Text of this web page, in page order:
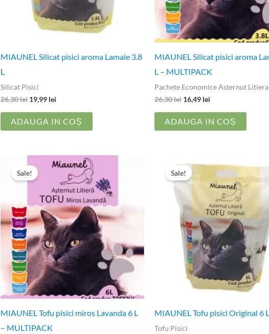
MIAUNEL Silicat pisici aroma Lamaie 3.8
L
Silicat Pisici
26,30lei 19,99 lei
ADAUGA IN COȘ
MIAUNEL Silicat pisici aroma
L – MULTIPACK
Pachete Economice Asternut
26,30lei 16,49 lei
ADAUGA IN COȘ
Sale!
MIAUNEL Tofu pisici miros Lavanda 6 L
– MULTIPACK
inițial
a
36,79 lei.
Prețul
curent
este:
22,49 lei.
Sale!
MIAUNEL Tofu pisici Original 6 L
Tofu Pisici
inițial
a
fost:
curent
este:
26,94 lei.